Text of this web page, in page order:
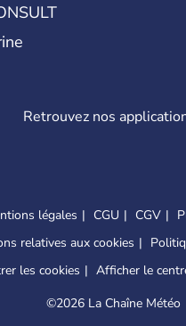
Retrouvez nos
légales CGU CGV
relatives aux cookies
les cookies
Afficher le
©2026 La Chaîne Météo